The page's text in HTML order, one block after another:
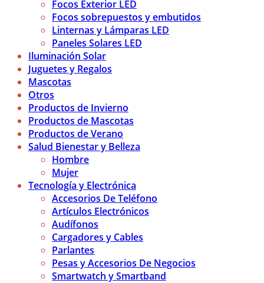
Focos Exterior LED
Focos sobrepuestos y embutidos
Linternas y Lámparas LED
Paneles Solares LED
Iluminación Solar
Juguetes y Regalos
Mascotas
Otros
Productos de Invierno
Productos de Mascotas
Productos de Verano
Salud Bienestar y Belleza
Hombre
Mujer
Tecnología y Electrónica
Accesorios De Teléfono
Artículos Electrónicos
Audífonos
Cargadores y Cables
Parlantes
Pesas y Accesorios De Negocios
Smartwatch y Smartband